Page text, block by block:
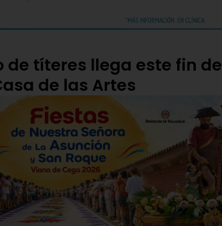
de títeres llega este fin de
de las Artes